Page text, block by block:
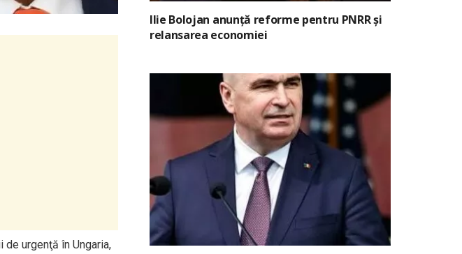
urgenţă în Ungaria,
Ilie Bolojan anunță reforme pentru PNRR și
relansarea economiei